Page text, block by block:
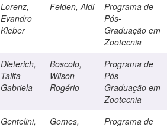
Lorenz,
Evandro
Kleber
Feiden, Aldi
Programa de
Pós-
Graduação em
Zootecnia
Dieterich,
Talita
Gabriela
Boscolo,
Wilson
Rogério
Programa de
Pós-
Graduação em
Zootecnia
Gentelini,
Gomes,
Programa de